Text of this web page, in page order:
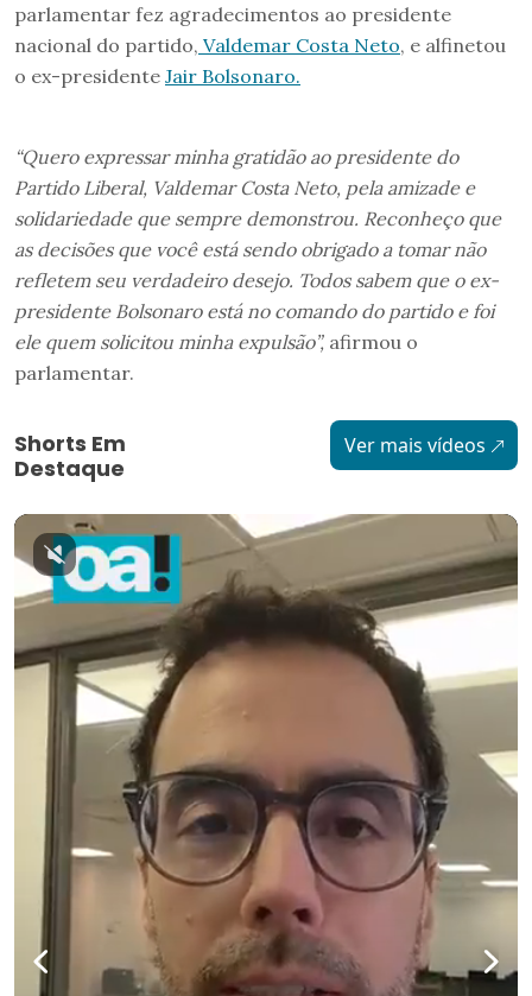
parlamentar fez agradecimentos ao presidente
nacional do partido, Valdemar Costa Neto, e alfinetou
o ex-presidente Jair Bolsonaro.
“Quero expressar minha gratidão ao presidente do
Partido Liberal, Valdemar Costa Neto, pela amizade e
solidariedade que sempre demonstrou. Reconheço que
as decisões que você está sendo obrigado a tomar não
refletem seu verdadeiro desejo. Todos sabem que o ex-
presidente Bolsonaro está no comando do partido e foi
ele quem solicitou minha expulsão”, afirmou o
parlamentar.
Shorts Em
Destaque
Ver mais vídeos